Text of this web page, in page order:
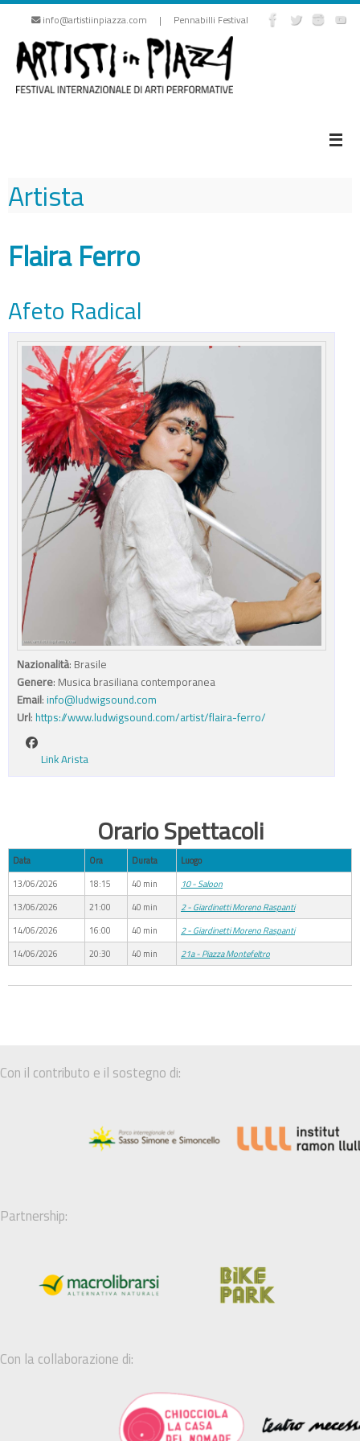
Vai
contenuto
info@artistiinpiazza.com | Pennabilli Festival
Artista
Flaira Ferro
Afeto Radical
Nazionalità: Brasile
Genere: Musica brasiliana contemporanea
Email: info@ludwigsound.com
Url: https://www.ludwigsound.com/artist/flaira-ferro/
Link Arista
Orario Spettacoli
Data Ora Durata
Luogo
13/06/2026
18:15 40 min
10 - Saloon
13/06/2026
21:00 40 min
2 - Giardinetti Moreno Raspanti
14/06/2026
16:00 40 min
2 - Giardinetti Moreno Raspanti
14/06/2026
20:30 40 min 21a - Piazza Montefeltro
Con il contributo e il sostegno di:
Partnership:
Con la collaborazione di: